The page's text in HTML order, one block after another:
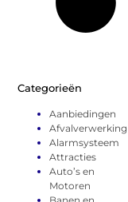
Categorieën
Aanbiedingen
Afvalverwerking
Alarmsysteem
Attracties
Auto’s en
Motoren